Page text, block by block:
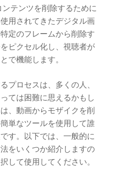
テンツを削除するために
用されてきたデジタル画
定のフレームから削除す
ピクセル化し、視聴者が
で機能します。
プロセスは、多くの人、
ては困難に思えるかもし
、動画からモザイクを削
単なツールを使用して誰
す。以下では、一般的に
をいくつか紹介しますの
して使用してください。